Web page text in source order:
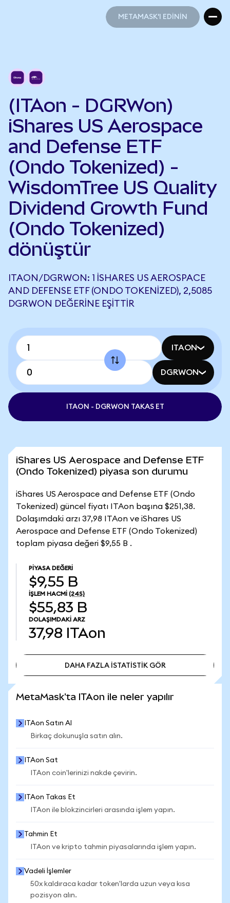
METAMASK'I EDİNİN
(ITAon - DGRWon)
iShares US Aerospace
and Defense ETF
(Ondo Tokenized) -
WisdomTree US Quality
Dividend Growth Fund
(Ondo Tokenized)
dönüştür
ITAON/DGRWON: 1 ISHARES US AEROSPACE
AND DEFENSE ETF (ONDO TOKENIZED), 2,5085
DGRWON DEĞERINE EŞITTIR
ITAON
DGRWON
ITAON - DGRWON TAKAS ET
iShares US Aerospace and Defense ETF
(Ondo Tokenized) piyasa son durumu
iShares US Aerospace and Defense ETF (Ondo
Tokenized) güncel fiyatı ITAon başına $251,38.
Dolaşımdaki arzı 37,98 ITAon ve iShares US
Aerospace and Defense ETF (Ondo Tokenized)
toplam piyasa değeri $9,55 B .
PIYASA DEĞERI
$9,55 B
İŞLEM HACMI (24S)
$55,83 B
DOLAŞIMDAKI ARZ
37,98 ITAon
DAHA FAZLA İSTATİSTİK GÖR
MetaMask'ta ITAon ile neler yapılır
ITAon Satın Al
Birkaç dokunuşla satın alın.
ITAon Sat
ITAon coin'lerinizi nakde çevirin.
ITAon Takas Et
ITAon ile blokzincirleri arasında işlem yapın.
Tahmin Et
ITAon ve kripto tahmin piyasalarında işlem yapın.
Vadeli İşlemler
50x kaldıraca kadar token'larda uzun veya kısa
pozisyon alın.